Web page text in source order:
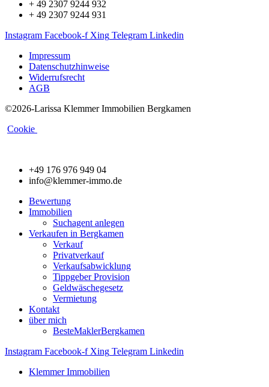
+ 49 2307 9244 932
+ 49 2307 9244 931
Instagram Facebook-f Xing Telegram Linkedin
Impressum
Datenschutzhinweise
Widerrufsrecht
AGB
©2026-Larissa Klemmer Immobilien Bergkamen
Cookie
+49 176 976 949 04
info@klemmer-immo.de
Bewertung
Immobilien
Suchagent anlegen
Verkaufen in Bergkamen
Verkauf
Privatverkauf
Verkaufsabwicklung
Tippgeber Provision
Geldwäschegesetz
Vermietung
Kontakt
über mich
BesteMaklerBergkamen
Instagram Facebook-f Xing Telegram Linkedin
Klemmer Immobilien